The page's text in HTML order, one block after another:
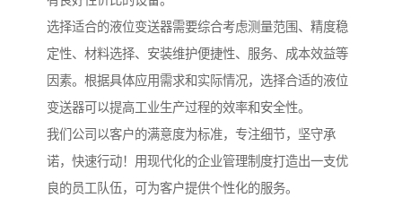
选择适合的液位变送器需要综合考虑测量范围、精度稳
定性、材料选择、安装维护便捷性、服务、成本效益等
因素。根据具体应用需求和实际情况，选择合适的液位
变送器可以提高工业生产过程的效率和安全性。
我们公司以客户的满意度为标准，专注细节，坚守承
诺，快速行动！用现代化的企业管理制度打造出一支优
良的员工队伍，可为客户提供个性化的服务。